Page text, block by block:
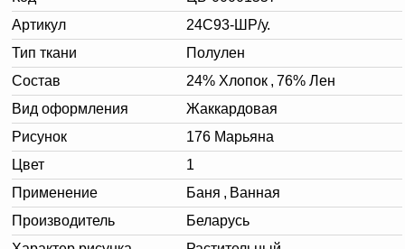
Артикул
24С93-ШР/у.
Тип ткани
Полулен
Состав
24% Хлопок , 76% Лен
Вид оформления
Жаккардовая
Рисунок
176 Марьяна
Цвет
1
Применение
Баня , Ванная
Производитель
Беларусь